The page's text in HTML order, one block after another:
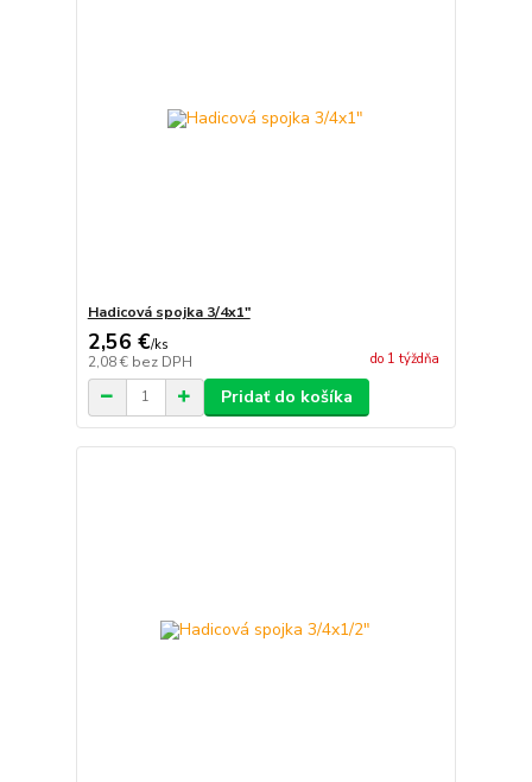
Hadicová spojka 3/4x1"
2,56 €/ks
2,08 € bez DPH do 1 týždňa
Pridať do košíka